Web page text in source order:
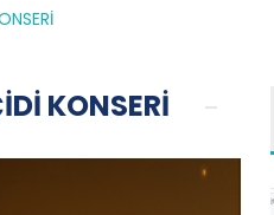
KONSERİ